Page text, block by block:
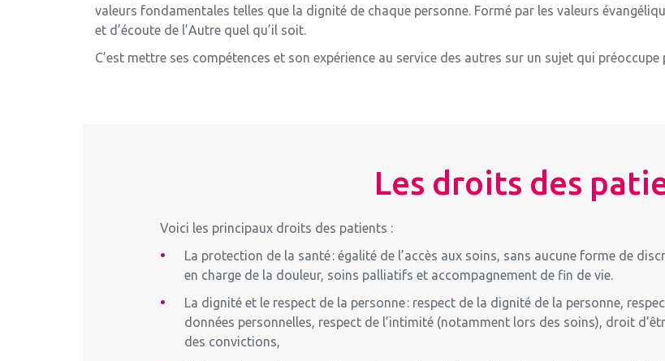
valeurs fondamentales telles que la dignité de chaque personne. Formé par les valeurs
et d’écoute de l’Autre quel qu’il soit.
C’est mettre ses compétences et son expérience au service des autres sur un sujet qui
Les droits des
Voici les principaux droits des patients :
La protection de la santé: égalité de l’accès aux soins, sans aucune forme de
en charge de la douleur, soins palliatifs et accompagnement de fin de vie.
La dignité et le respect de la personne: respect de la dignité de la personne,
données personnelles, respect de l’intimité (notamment lors des soins), droit
des convictions,